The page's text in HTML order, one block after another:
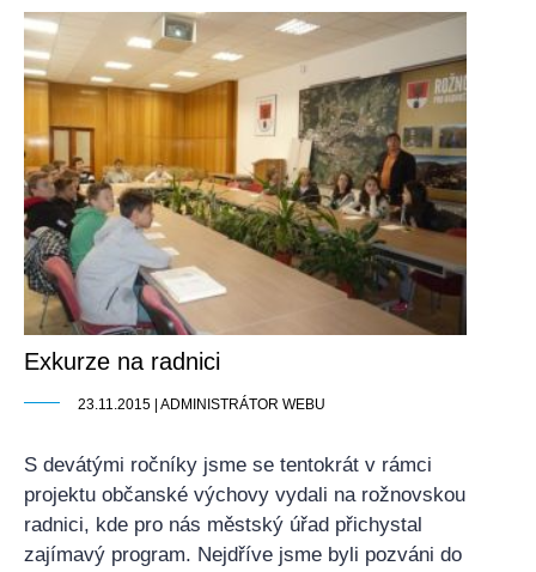
Exkurze na radnici
23.11.2015 | ADMINISTRÁTOR WEBU
S devátými ročníky jsme se tentokrát v rámci
projektu občanské výchovy vydali na rožnovskou
radnici, kde pro nás městský úřad přichystal
zajímavý program. Nejdříve jsme byli pozváni do